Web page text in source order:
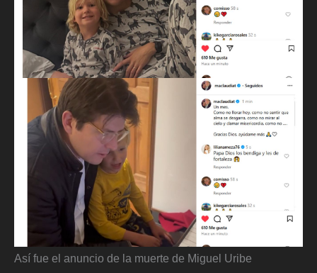
Así fue el anuncio de la muerte de Miguel Uribe